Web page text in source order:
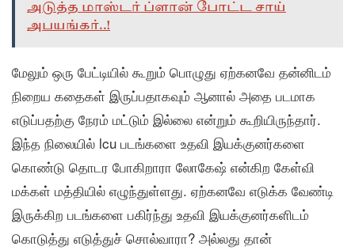
அடுத்த மாஸ்டர் ப்ளான் போட்ட சாய்
அபயங்கர்..!
மேலும் ஒரு பேட்டியில் கூறும் பொழுது ஏற்கனவே தன்னிடம்
நிறைய கதைகள் இருப்பதாகவும் ஆனால் அதை படமாக
எடுப்பதற்கு நேரம் மட்டும் இல்லை என்றும் கூறியிருந்தார்.
இந்த நிலையில் lcu படங்களை உதவி இயக்குனர்களை
கொண்டு தொடர போகிறாரா லோகேஷ் என்கிற கேள்வி
மக்கள் மத்தியில் எழுந்துள்ளது. ஏற்கனவே எடுக்க வேண்டி
இருக்கிற படங்களை பகிர்ந்து உதவி இயக்குனர்களிடம்
கொடுத்து எடுத்துச் சொல்வாரா? அல்லது தான்